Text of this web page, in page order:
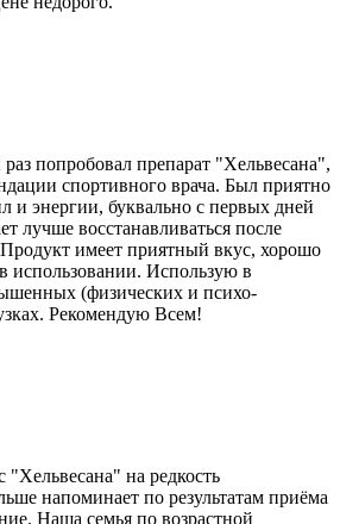
попробовал препарат "Хельвесана",
спортивного врача. Был приятно
и энергии, буквально с первых дней
лучше восстанавливаться после
имеет приятный вкус, хорошо
использовании. Использую в
(физических и психо-
Рекомендую Всем!
на редкость
напоминает по результатам приёма
Наша семья по возрастной